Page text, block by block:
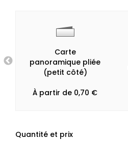
Carte
panoramique pliée
(petit côté)
À partir de 0,70 €
Quantité et prix